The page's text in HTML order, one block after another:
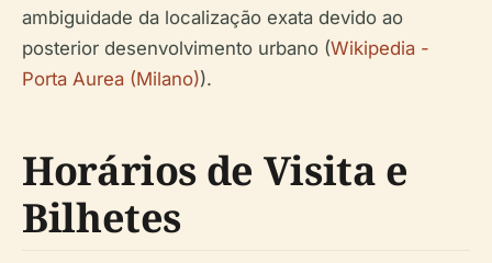
ambiguidade da localização exata devido ao
posterior desenvolvimento urbano (Wikipedia -
Porta Aurea (Milano)).
Horários de Visita e
Bilhetes